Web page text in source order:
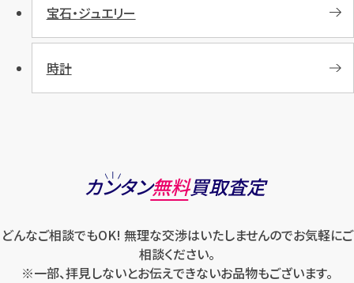
宝石・ジュエリー
時計
カンタン無料買取査定
どんなご相談でもOK! 無理な交渉はいたしませんのでお気軽にご
相談ください。
※一部、拝見しないとお伝えできないお品物もございます。